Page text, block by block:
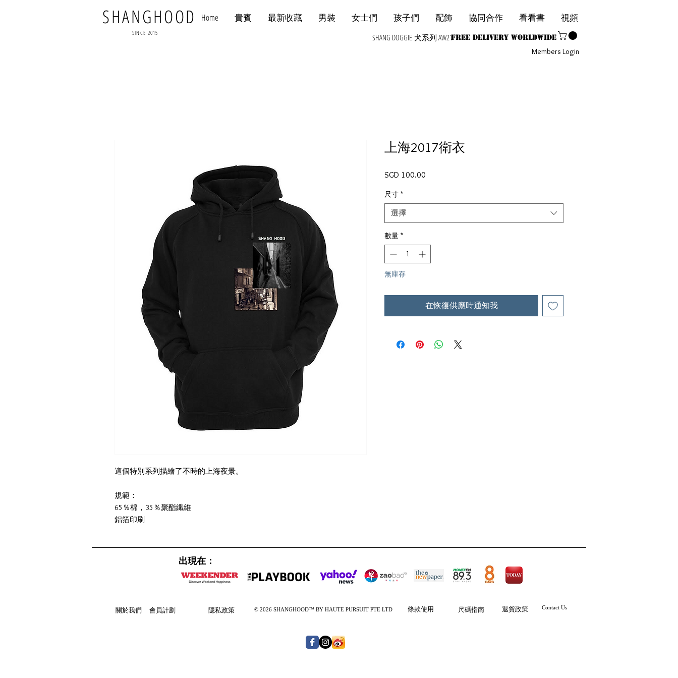
SHANGHOOD
SINCE 2015
Home 貴賓 最新收藏 男裝 女士們 孩子們 配飾 協同合作 看看書 視頻
Free Delivery Worldwide
SHANG DOGGIE 犬系列 AW21
Members Login
這個特別系列描繪了不時的上海夜景。
規範：
65％棉，35％聚酯纖維
鋁箔印刷
上海2017衛衣
SGD 100.00
尺寸 *
選擇
數量 *
無庫存
在恢復供應時通知我
出現在：
會員計劃
關於我們 隱私政策 © 2026 SHANGHOOD™ BY HAUTE PURSUIT PTE LTD 條款使用 尺碼指南 退貨政策 Contact Us